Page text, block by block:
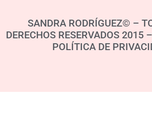
SANDRA RODRÍGUEZ© –
DERECHOS RESERVADOS 2015
POLÍTICA DE